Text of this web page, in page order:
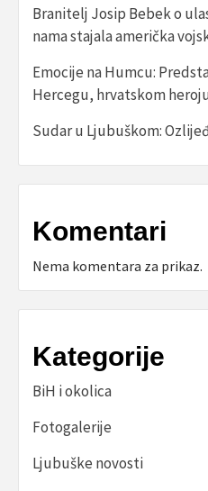
Branitelj Josip Bebek o
nama stajala američka
Emocije na Humcu:
Hercegu, hrvatskom
Sudar u Ljubuškom:
Komentari
Nema komentara za prikaz.
Kategorije
BiH i okolica
Fotogalerije
Ljubuške novosti